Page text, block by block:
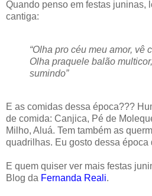
Quando penso em festas juninas,
cantiga:
“Olha pro céu meu amor, vê
Olha praquele balão
sumindo”
E as comidas dessa época???
de comida: Canjica, Pé de
Milho, Aluá. Tem também as
quadrilhas. Eu gosto dessa época
E quem quiser ver mais festas
Blog da Fernanda Reali.